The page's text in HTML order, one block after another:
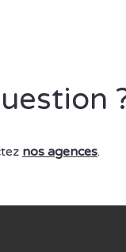
nos agences.